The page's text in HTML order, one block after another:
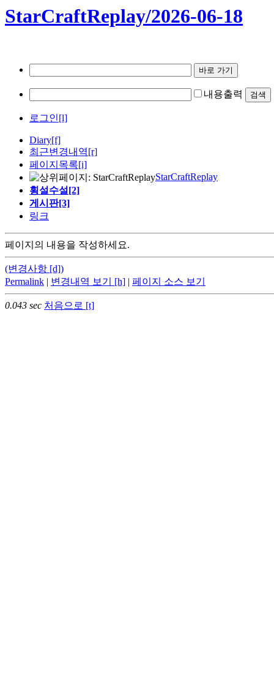
StarCraftReplay/2026-06-18
내용출력
로그인[l]
Diary[f]
최근변경내역[r]
페이지목록[i]
StarCraftReplay
횡설수설[2]
게시판[3]
링크
페이지의 내용을 작성하세요.
(변경사항 [d])
Permalink | 변경내역 보기 [h] | 페이지 소스 보기
0.043 sec 처음으로 [t]